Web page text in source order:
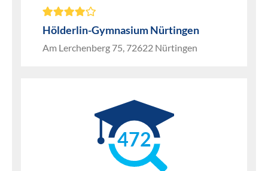
Hölderlin-Gymnasium Nürtingen
Am Lerchenberg 75, 72622 Nürtingen
472